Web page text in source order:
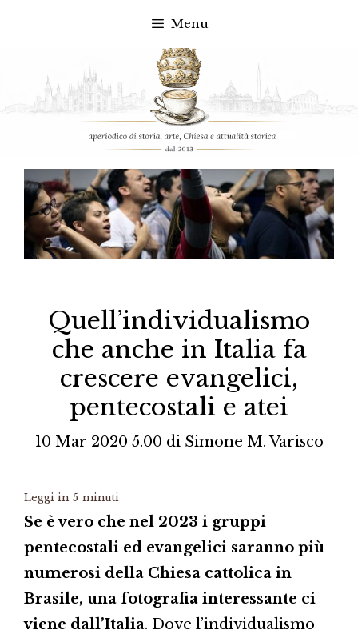
contenuto
Menu
Quell’individualismo
che anche in Italia fa
crescere evangelici,
pentecostali e atei
10 Mar 2020 5.00 di Simone M. Varisco
Leggi in 5 minuti
Se è vero che nel 2023 i gruppi
pentecostali ed evangelici saranno più
numerosi della Chiesa cattolica in
Brasile, una fotografia interessante ci
viene dall’Italia. Dove l’individualismo